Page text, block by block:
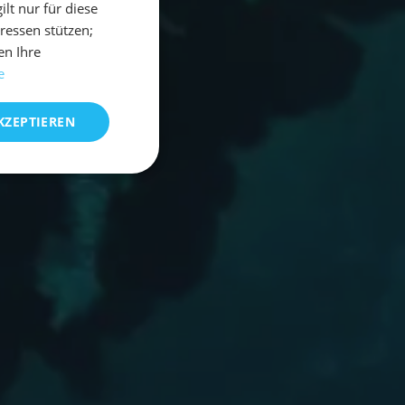
nur für diese
stützen;
Ihre